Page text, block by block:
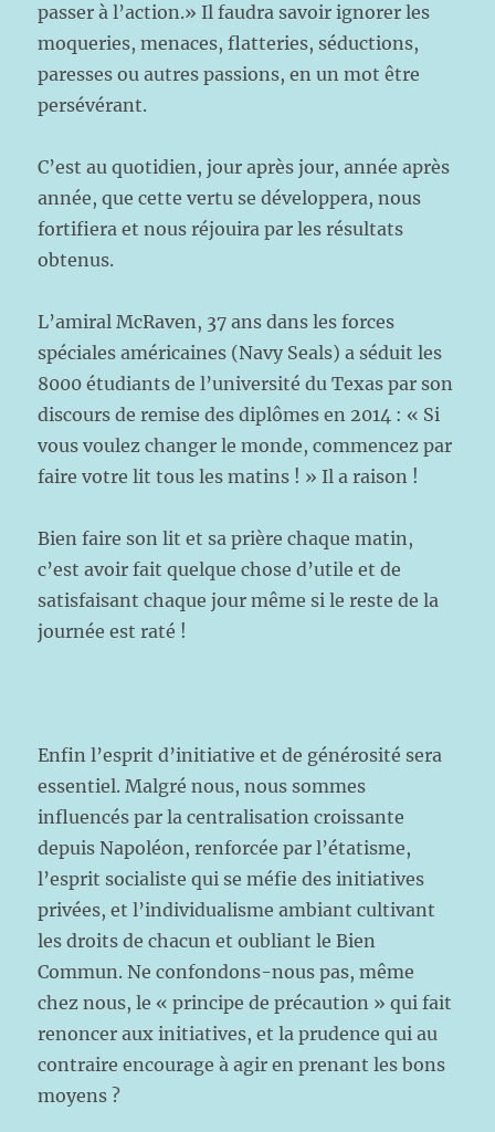
passer à l’action.» Il faudra savoir ignorer les
moqueries, menaces, flatteries, séductions,
paresses ou autres passions, en un mot être
persévérant.
C’est au quotidien, jour après jour, année après
année, que cette vertu se développera, nous
fortifiera et nous réjouira par les résultats
obtenus.
L’amiral McRaven, 37 ans dans les forces
spéciales américaines (Navy Seals) a séduit les
8000 étudiants de l’université du Texas par son
discours de remise des diplômes en 2014 : « Si
vous voulez changer le monde, commencez par
faire votre lit tous les matins ! » Il a raison !
Bien faire son lit et sa prière chaque matin,
c’est avoir fait quelque chose d’utile et de
satisfaisant chaque jour même si le reste de la
journée est raté !
Enfin l’esprit d’initiative et de générosité sera
essentiel. Malgré nous, nous sommes
influencés par la centralisation croissante
depuis Napoléon, renforcée par l’étatisme,
l’esprit socialiste qui se méfie des initiatives
privées, et l’individualisme ambiant cultivant
les droits de chacun et oubliant le Bien
Commun. Ne confondons-nous pas, même
chez nous, le « principe de précaution » qui fait
renoncer aux initiatives, et la prudence qui au
contraire encourage à agir en prenant les bons
moyens ?